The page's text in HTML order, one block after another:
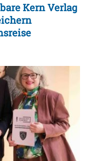
Kern Verlag